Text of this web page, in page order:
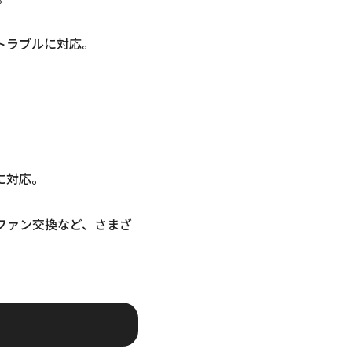
ブルに対応。
応。
ン交換など、さまざ